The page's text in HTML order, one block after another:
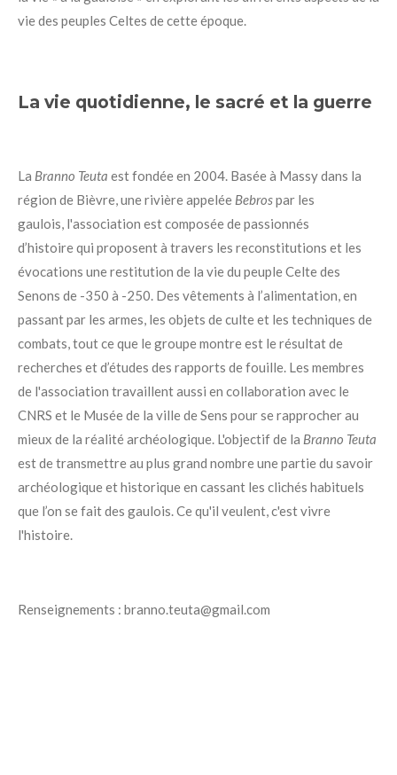
vie des peuples Celtes de cette époque.
La vie quotidienne, le sacré et la guerre
La Branno Teuta est fondée en 2004. Basée à Massy dans la
région de Bièvre , une rivière appelée Bebrospar les
gaulois, l'association estcomposée de passionnés
d’histoire qui proposent à travers les reconstitutions et les
évocations une restitution de la vie du peuple Celte des
Senons de -350 à -250. Des vêtements à l’alimentation, en
passant par les armes, les objets de culte et les techniques de
combats, tout ce que le groupe montre est le résultat de
recherches et d’études des rapports de fouille. Les membres
de l'association travaillent aussi en collaboration avec le
CNRS et le Musée de la ville de Sens pour se rapprocher au
mieux de la réalité archéologique. L'objectif de la Branno Teuta
est de transmettre au plus grand nombre une partie du savoir
archéologique et historique en cassant les clichés habituels
que l’on se fait des gaulois. Ce qu'il veulent, c'est vivre
l'histoire.
Renseignements : branno.teuta@gmail.com